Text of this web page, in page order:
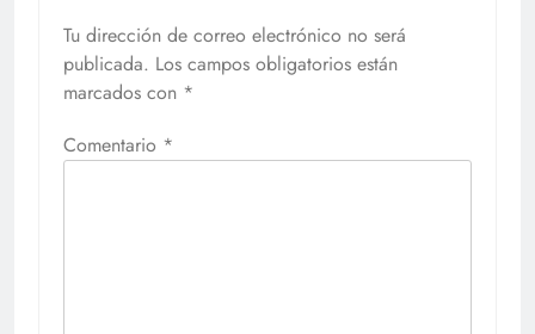
Tu dirección de correo electrónico no será
publicada. Los campos obligatorios están
marcados con *
Comentario *